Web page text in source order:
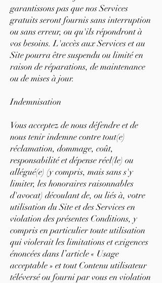
garantissons pas que nos Services
gratuits seront fournis sans interruption
ou sans erreur, ou qu'ils répondront à
vos besoins. L'accès aux Services et au
Site pourra être suspendu ou limité en
raison de réparations, de maintenance
ou de mises à jour.
Indemnisation
Vous acceptez de nous défendre et de
nous tenir indemne contre tout(e)
réclamation, dommage, coût,
responsabilité et dépense réel(le) ou
allégué(e) (y compris, mais sans s'y
limiter, les honoraires raisonnables
d'avocat) découlant de, ou liés à, votre
utilisation du Site et des Services en
violation des présentes Conditions, y
compris en particulier toute utilisation
qui violerait les limitations et exigences
énoncées dans l’article « Usage
acceptable » et tout Contenu utilisateur
téléversé ou fourni par vous en violation